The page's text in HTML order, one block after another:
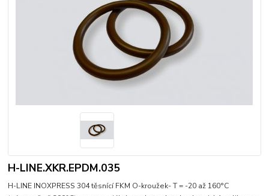
H-LINE.XKR.EPDM.035
H-LINE INOXPRESS 304 těsnící FKM O-kroužek- T = -20 až 160°C